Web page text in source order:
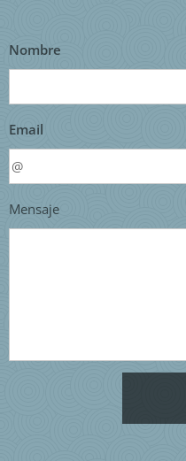
Nombre
Email
Mensaje